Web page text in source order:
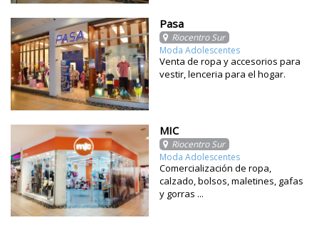
Pasa
Riocentro Sur
Moda Adolescentes
Venta de ropa y accesorios para
vestir, lenceria para el hogar.
MIC
Riocentro Sur
Moda Adolescentes
Comercialización de ropa,
calzado, bolsos, maletines, gafas
y gorras ...